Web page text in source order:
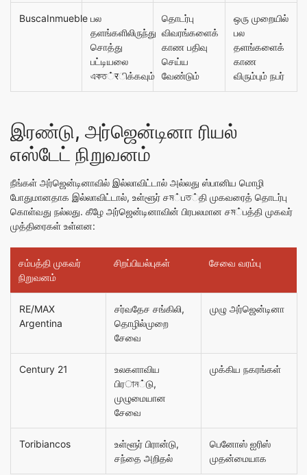
BuscaInmueble பல
தளங்களிலிருந்து
சொத்து
பட்டியலை
একত்रிக்கவும்
தொடர்பு
விவரங்களைக்
காண பதிவு
செய்ய
வேண்டும்
ஒரு முறையில்
பல
தளங்களைக்
காண
விரும்பும் நபர்
இரண்டு, அர்ஜென்டினா ரியல்
எஸ்டேட் நிறுவனம்
நீங்கள் அர்ஜென்டினாவில் இல்லாவிட்டால் அல்லது ஸ்பானிய மொழி
போதுமானதாக இல்லாவிட்டால், உள்ளூர் சম்பত்தி முகவரைத் தொடர்பு
கொள்வது நல்லது. கீழே அர்ஜென்டினாவின் பிரபலமான சম்பத்தி முகவர்
முத்திரைகள் உள்ளன:
சம்பத்தி முகவர்
நிறுவனம்
சிறப்பியல்புகள் சேவை வரம்பு
RE/MAX
Argentina
சர்வதேச சங்கிலி,
தொழில்முறை
சேவை
முழு அர்ஜென்டினா
Century 21
உலகளாவிய
பிரান்டு,
முழுமையான
சேவை
முக்கிய நகரங்கள்
Toribiancos
உள்ளூர் பிரான்டு,
சந்தை அறிதல்
பெனோஸ் ஐரிஸ்
முதன்மையாக